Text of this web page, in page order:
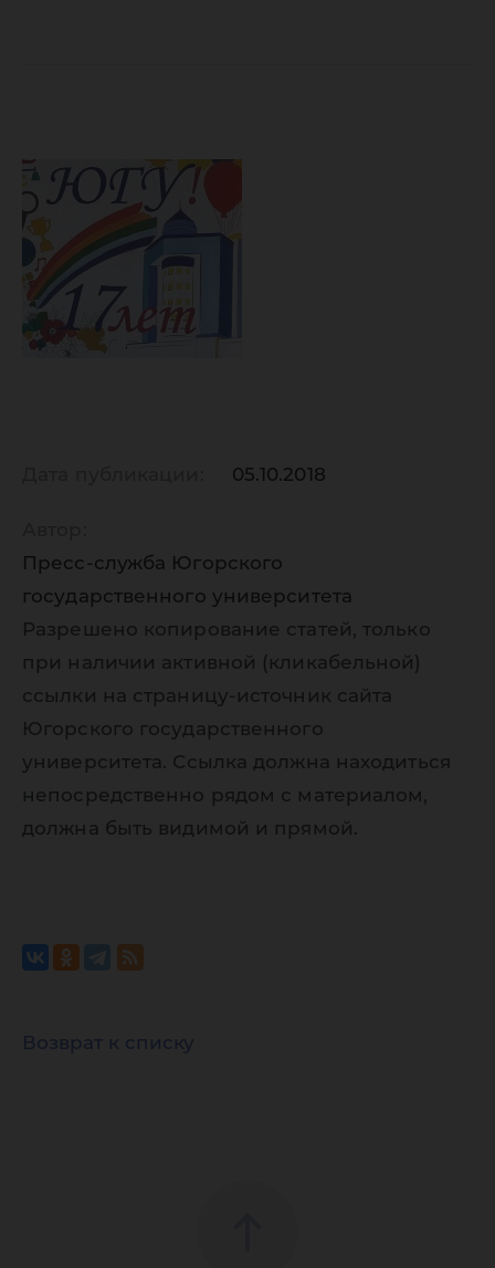
05.10.2018
Пресс-служба Югорского
государственного университета
Разрешено копирование статей, только
при наличии активной (кликабельной)
ссылки на страницу-источник сайта
Югорского государственного
университета. Ссылка должна находиться
непосредственно рядом с материалом,
должна быть видимой и прямой.
Возврат к списку